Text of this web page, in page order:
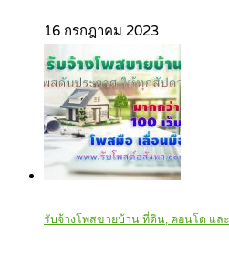
16 กรกฎาคม 2023
รับจ้างโพสขายบ้าน ที่ดิน, คอนโด แล